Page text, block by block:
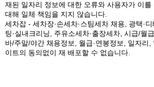
재된 일자리 정보에 대한 오류와 사용자가 이를
대해 일체 책임을 지지 않습니다.
세차잡 - 세차장·손세차·스팀세차 채용, 광택·디
팅·실내크리닝, 주유소세차·출장세차, 시급/월
바/주말/야간 채용정보, 월급·연봉정보, 일자리
이트의 동의없이 재 배포할 수 없습니다.